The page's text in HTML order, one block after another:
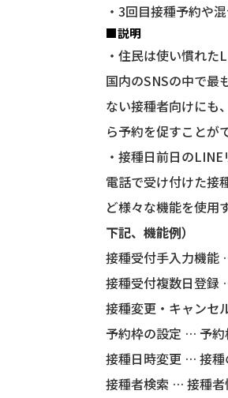
・3回目接種予約や
■説明
・住民は使い慣れた
国内のSNSの中で最
ない接種者向けにも
ら予約を促すことが
・接種日前日の
電話で受け付けた接
ど様々な機能を使用
下記、機能例）
接種受付手入力機能
接種受付複数日登録
接種変更・キャンセ
予約枠の設定 … 予約
接種日時変更 … 接種
接種者検索 … 接種者